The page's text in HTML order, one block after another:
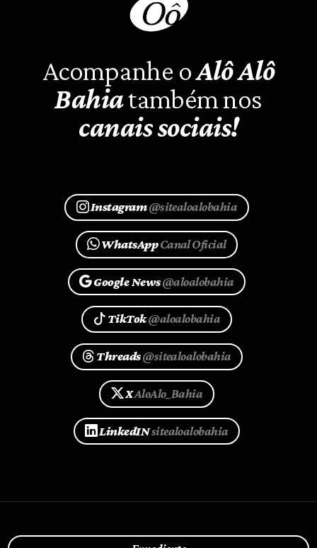
Acompanhe oAlô Alô
Bahiatambém nos
canais sociais!
Instagram@sitealoalobahia
WhatsAppCanal Oficial
Google News@aloalobahia
TikTok@aloalobahia
Threads@sitealoalobahia
XAloAlo_Bahia
LinkedINsitealoalobahia